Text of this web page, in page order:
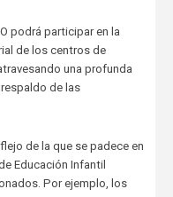
podrá participar en la
de los centros de
una profunda
de las
de la que se padece en
Educación Infantil
Por ejemplo, los